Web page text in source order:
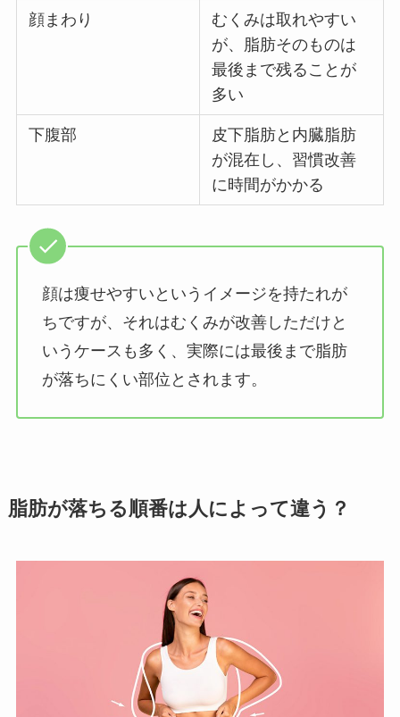
顔まわり
むくみは取れやすい
が、脂肪そのものは
最後まで残ることが
多い
下腹部
皮下脂肪と内臓脂肪
が混在し、習慣改善
に時間がかかる
顔は痩せやすいというイメージを持たれが
ちですが、それはむくみが改善しただけと
いうケースも多く、実際には最後まで脂肪
が落ちにくい部位とされます。
脂肪が落ちる順番は人によって違う？